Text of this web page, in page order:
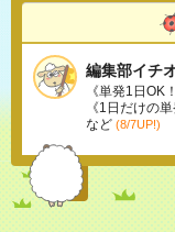
編集部イチ
《単発1日OK
《1日だけの
など (8/7UP!)